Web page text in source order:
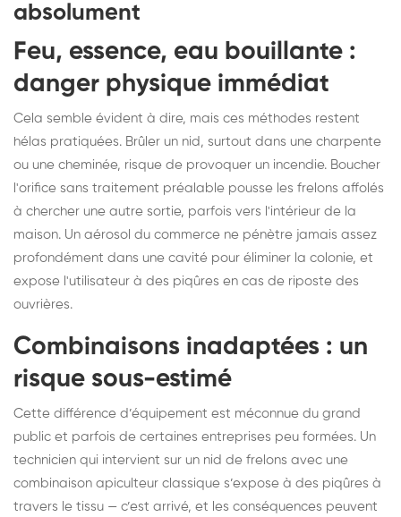
absolument
Feu, essence, eau bouillante :
danger physique immédiat
Cela semble évident à dire, mais ces méthodes restent
hélas pratiquées. Brûler un nid, surtout dans une charpente
ou une cheminée, risque de provoquer un incendie. Boucher
l'orifice sans traitement préalable pousse les frelons affolés
à chercher une autre sortie, parfois vers l'intérieur de la
maison. Un aérosol du commerce ne pénètre jamais assez
profondément dans une cavité pour éliminer la colonie, et
expose l'utilisateur à des piqûres en cas de riposte des
ouvrières.
Combinaisons inadaptées : un
risque sous-estimé
Cette différence d’équipement est méconnue du grand
public et parfois de certaines entreprises peu formées. Un
technicien qui intervient sur un nid de frelons avec une
combinaison apiculteur classique s’expose à des piqûres à
travers le tissu — c’est arrivé, et les conséquences peuvent